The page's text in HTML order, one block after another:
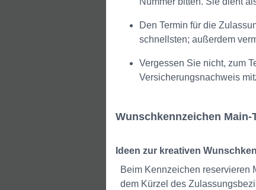
Den Termin für die
schnellsten; außerdem
Vergessen Sie nicht, zum
Versicherungsnachweis
Wunschkennzeichen
Ideen zur kreativen
Beim Kennzeichen reservieren
dem Kürzel des